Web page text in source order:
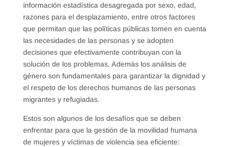
información estadística desagregada por sexo, edad,
razones para el desplazamiento, entre otros factores
que permitan que las políticas públicas tomen en cuenta
las necesidades de las personas y se adopten
decisiones que efectivamente contribuyan con la
solución de los problemas. Además los análisis de
género son fundamentales para garantizar la dignidad y
el respeto de los derechos humanos de las personas
migrantes y refugiadas.
Estos son algunos de los desafíos que se deben
enfrentar para que la gestión de la movilidad humana
de mujeres y víctimas de violencia sea eficiente: